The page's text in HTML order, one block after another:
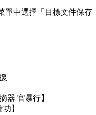
單中選擇「目標文件保存
器 官暴行】
】